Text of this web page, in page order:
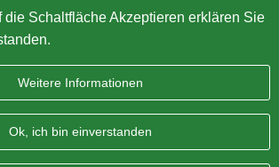
Sitemap AGB
Fahrzeughandel GmbH| A-4643
die Schaltfläche Akzeptieren erklären Sie
Weitere Informationen
Ok, ich bin einverstanden